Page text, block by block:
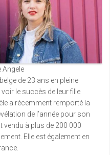
Angele
de 23 ans en pleine
le succès de leur fille
a récemment remporté la
de l’année pour son
vendu à plus de 200 000
Elle est également en